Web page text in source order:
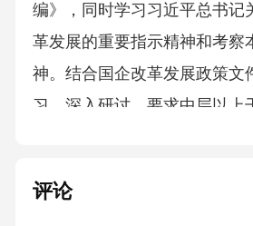
编》，同时学习习近平总书记
革发展的重要指示精神和考察
神。结合国企改革发展政策文
习、深入研讨。要求中层以上
展专题学习了x次、集中研讨X
评论